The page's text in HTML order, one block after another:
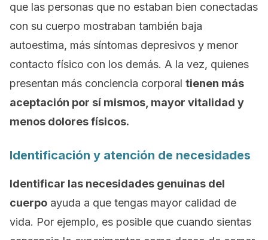
que las personas que no estaban bien conectadas
con su cuerpo mostraban también baja
autoestima, más síntomas depresivos y menor
contacto físico con los demás. A la vez, quienes
presentan más conciencia corporal tienen más
aceptación por sí mismos, mayor vitalidad y
menos dolores físicos.
Identificación y atención de necesidades
Identificar las necesidades genuinas del
cuerpo ayuda a que tengas mayor calidad de
vida. Por ejemplo, es posible que cuando sientas